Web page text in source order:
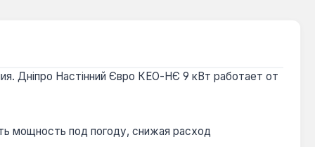
Дніпро Настінний Євро КЕО-НЄ 9 кВт работает от
мощность под погоду, снижая расход